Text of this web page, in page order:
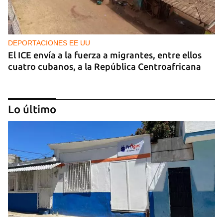
DEPORTACIONES EE UU
El ICE envía a la fuerza a migrantes, entre ellos
cuatro cubanos, a la República Centroafricana
GUERRA
Lo último